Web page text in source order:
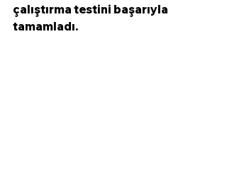
çalıştırma testini başarıyla
tamamladı.